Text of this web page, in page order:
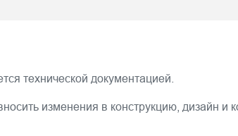
технической документацией.
изменения в конструкцию, дизайн